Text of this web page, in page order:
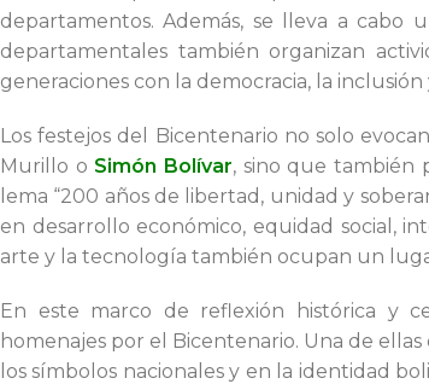
departamentos. Además, se lleva a
departamentales también organizan
generaciones con la democracia, la
Los festejos del Bicentenario no solo
Murillo o Simón Bolívar, sino que también
lema “200 años de libertad, unidad y
en desarrollo económico, equidad social,
arte y la tecnología también ocupan un
En este marco de reflexión histórica y
homenajes por el Bicentenario. Una de ellas
los símbolos nacionales y en la identidad